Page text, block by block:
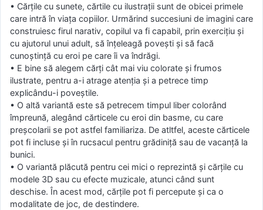
• Cărțile cu sunete, cărtile cu ilustrații sunt de obicei primele
care intră în viața copiilor. Urmărind succesiuni de imagini care
construiesc firul narativ, copilul va fi capabil, prin exercițiu și
cu ajutorul unui adult, să înțeleagă povești și să facă
cunoștință cu eroi pe care îi va îndrăgi.
• E bine să alegem cărți cât mai viu colorate și frumos
ilustrate, pentru a-i atrage atenția și a petrece timp
explicându-i poveștile.
• O altă variantă este să petrecem timpul liber colorând
împreună, alegând cărticele cu eroi din basme, cu care
preșcolarii se pot astfel familiariza. De atltfel, aceste cărticele
pot fi incluse și în rucsacul pentru grădiniță sau de vacanță la
bunici.
• O variantă plăcută pentru cei mici o reprezintă și cărțile cu
modele 3D sau cu efecte muzicale, atunci când sunt
deschise. În acest mod, cărțile pot fi percepute și ca o
modalitate de joc, de destindere.